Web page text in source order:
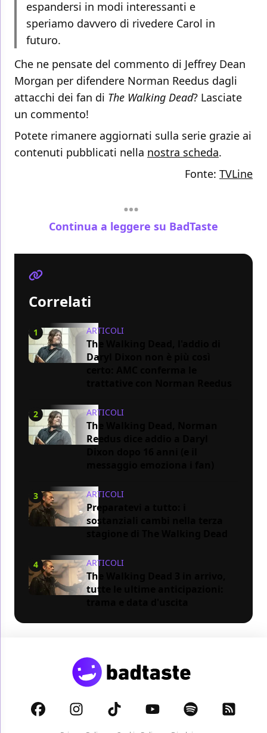
espandersi in modi interessanti e
speriamo davvero di rivedere Carol in
futuro.
Che ne pensate del commento di Jeffrey Dean
Morgan per difendere Norman Reedus dagli
attacchi dei fan di The Walking Dead? Lasciate
un commento!
Potete rimanere aggiornati sulla serie grazie ai
contenuti pubblicati nella nostra scheda.
Fonte: TVLine
Continua a leggere su BadTaste
Correlati
1 ARTICOLI
The Walking Dead, l'addio di
Daryl Dixon non è più così
2 ARTICOLI
The Walking Dead, Norman
Reedus dice addio a Daryl
3 ARTICOLI
Preparatevi a tutto: i
sostanziali cambi nella terza
4 ARTICOLI
The Walking Dead 3 in arrivo,
tutte le ultime anticipazioni: